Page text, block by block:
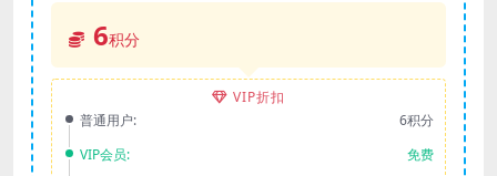
6积分
VIP折扣
普通用户:
6积分
VIP会员:
免费